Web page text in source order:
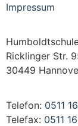
Impressum
Ricklinger Str.
30449
Telefon: 0511
Telefax: 0511